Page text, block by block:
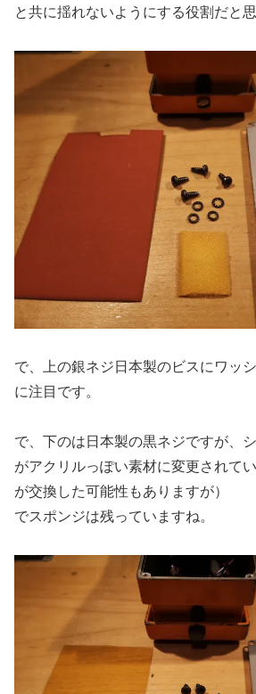
と共に揺れないようにする役割だと思
で、上の銀ネジ日本製のビスにワッ
に注目です。
で、下のは日本製の黒ネジですが、
がアクリルっぽい素材に変更されて
が交換した可能性もありますが）
でスポンジは残っていますね。